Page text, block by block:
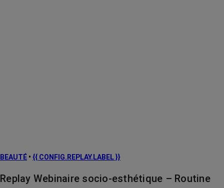
BEAUTÉ • {{ CONFIG.REPLAY.LABEL }}
Replay Webinaire socio-esthétique – Routine